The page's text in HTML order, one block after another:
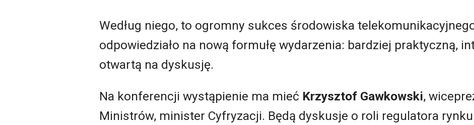
Według niego, to ogromny sukces środowiska
odpowiedziało na nową formułę wydarzenia: bardziej praktyczną,
otwartą na dyskusję.
Na konferencji wystąpienie ma mieć Krzysztof Gawkowski,
Ministrów, minister Cyfryzacji. Będą dyskusje o roli regulatora rynku